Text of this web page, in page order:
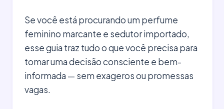
Se você está procurando um perfume
feminino marcante e sedutor importado,
esse guia traz tudo o que você precisa para
tomar uma decisão consciente e bem-
informada — sem exageros ou promessas
vagas.